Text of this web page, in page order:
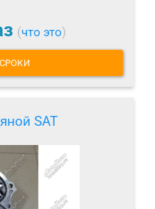
(что это)
SAT